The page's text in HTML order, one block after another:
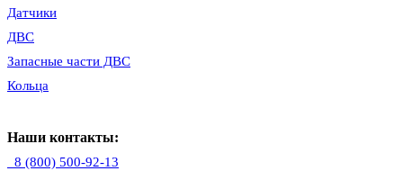
Датчики
ДВС
Запасные части ДВС
Кольца
Наши контакты:
8 (800) 500-92-13